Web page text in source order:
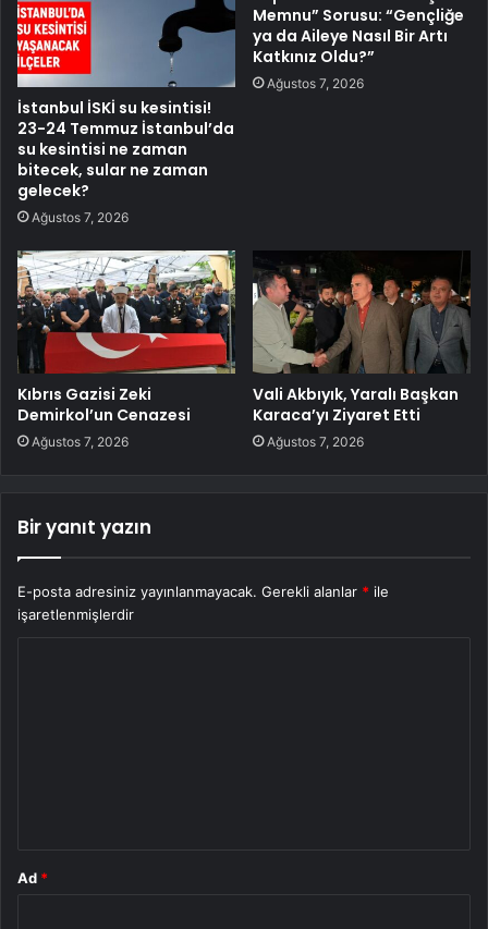
İstanbul İSKİ su kesintisi!
23-24 Temmuz İstanbul’da
su kesintisi ne zaman
bitecek, sular ne zaman
gelecek?
Ağustos 7, 2026
Memnu” Sorusu: “Gençliğe
ya da Aileye Nasıl Bir Artı
Katkınız Oldu?”
Ağustos 7, 2026
Kıbrıs Gazisi Zeki
Demirkol’un Cenazesi
Ağustos 7, 2026
Vali Akbıyık, Yaralı Başkan
Karaca’yı Ziyaret Etti
Ağustos 7, 2026
Bir yanıt yazın
E-posta adresiniz yayınlanmayacak. Gerekli alanlar * ile
işaretlenmişlerdir
Ad *